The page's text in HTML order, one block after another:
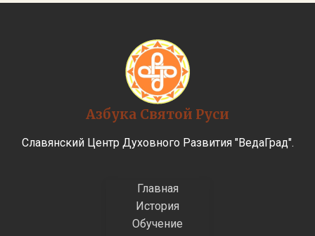
Азбука Святой Руси
Славянский Центр Духовного Развития "ВедаГрад".
Главная
История
Обучение